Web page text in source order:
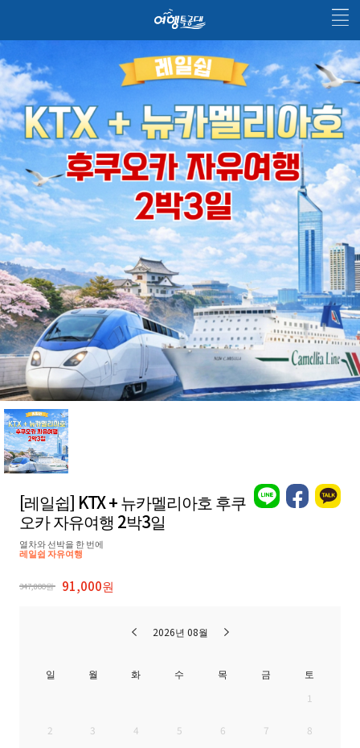
[레일쉽] KTX + 뉴카멜리아호 후쿠
오카 자유여행 2박3일
열차와 선박을 한 번에
레일쉽 자유여행
347,800원 91,000원
2026년 08월
일 월 화 수 목 금
토
1
2 3 4 5 6 7 8